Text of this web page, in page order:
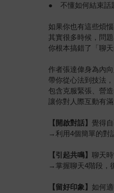
● 不懂如何結束話
如果你也有這些煩
其實很多時候，問題
你根本搞錯了「聊天
作者張達偉身為內
帶你從心法到技法，
包含克服緊張、營
讓你對人際互動有
【開啟對話】覺得
→利用4個簡單的對
【引起共鳴】聊天
→掌握聊天4階段，
【留好印象】 如何